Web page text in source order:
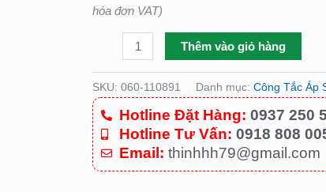
hóa đơn VAT)
Thêm vào giỏ hàng
SKU: 060-110891 Danh mục: Công Tắc Áp
Hotline Đặt Hàng: 0937 250
Hotline Tư Vấn: 0918 808
Email: thinhhh79@gmail.com